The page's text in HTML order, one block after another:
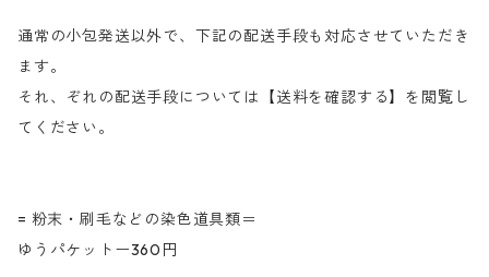
通常の小包発送以外で、下記の配送手段も対応させていただき
ます。
それ、ぞれの配送手段については【送料を確認する】を閲覧し
てください。
= 粉末・刷毛などの染色道具類＝
ゆうパケットー360円